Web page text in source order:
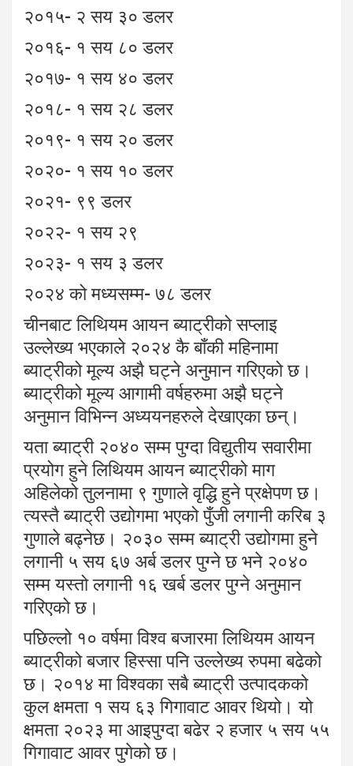
२०१५- २ सय ३० डलर
२०१६- १ सय ८० डलर
२०१७- १ सय ४० डलर
२०१८- १ सय २८ डलर
२०१९- १ सय २० डलर
२०२०- १ सय १० डलर
२०२१- ९९ डलर
२०२२- १ सय २९
२०२३- १ सय ३ डलर
२०२४ को मध्यसम्म- ७८ डलर
चीनबाट लिथियम आयन ब्याट्रीको सप्लाइ
उल्लेख्य भएकाले २०२४ कै बाँकी महिनामा
ब्याट्रीको मूल्य अझै घट्ने अनुमान गरिएको छ।
ब्याट्रीको मूल्य आगामी वर्षहरुमा अझै घट्ने
अनुमान विभिन्न अध्ययनहरुले देखाएका छन्।
यता ब्याट्री २०४० सम्म पुग्दा विद्युतीय सवारीमा
प्रयोग हुने लिथियम आयन ब्याट्रीको माग
अहिलेको तुलनामा ९ गुणाले वृद्धि हुने प्रक्षेपण छ।
त्यस्तै ब्याट्री उद्योगमा भएको पुँजी लगानी करिब ३
गुणाले बढ्नेछ। २०३० सम्म ब्याट्री उद्योगमा हुने
लगानी ५ सय ६७ अर्ब डलर पुग्ने छ भने २०४०
सम्म यस्तो लगानी १६ खर्ब डलर पुग्ने अनुमान
गरिएको छ।
पछिल्लो १० वर्षमा विश्व बजारमा लिथियम आयन
ब्याट्रीको बजार हिस्सा पनि उल्लेख्य रुपमा बढेको
छ। २०१४ मा विश्वका सबै ब्याट्री उत्पादकको
कुल क्षमता १ सय ६३ गिगावाट आवर थियो। यो
क्षमता २०२३ मा आइपुग्दा बढेर २ हजार ५ सय ५५
गिगावाट आवर पुगेको छ।